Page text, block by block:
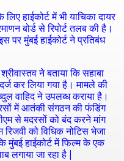
हाईकोर्ट में भी याचिका दायर
बोर्ड से रिपोर्ट तलब की है।
मुंबई हाईकोर्ट ने प्रतिबंध
ने बताया कि सहाबा
कर लिया गया है। मामले की
वाहिद ने उपलब्ध कराया है।
में आतंकी संगठन की फंडिंग
से मदरसों को बंद करने मांग
को विधिक नोटिस भेजा
मुंबई हाईकोर्ट में फिल्म के एक
लगाया जा रहा है |